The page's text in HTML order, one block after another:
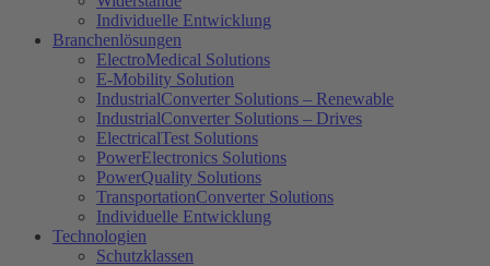
Individuelle Entwicklung
Branchenlösungen
ElectroMedical Solutions
E-Mobility Solution
IndustrialConverter Solutions – Renewable
IndustrialConverter Solutions – Drives
ElectricalTest Solutions
PowerElectronics Solutions
PowerQuality Solutions
TransportationConverter Solutions
Individuelle Entwicklung
Technologien
Schutzklassen